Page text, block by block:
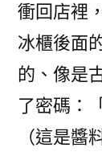
衝回店裡
冰櫃後面
的、像是
了密碼：
（這是醬